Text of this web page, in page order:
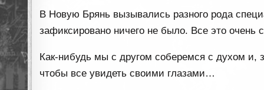
В Новую Брянь вызывались разного рода
зафиксировано ничего не было. Все это очень
Как-нибудь мы с другом соберемся с духом и,
чтобы все увидеть своими глазами…